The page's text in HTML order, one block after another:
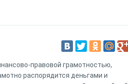
правовой грамотностью,
распорядится деньгами и